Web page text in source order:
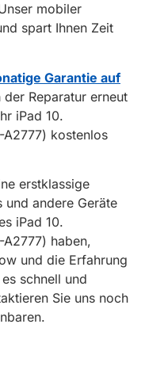
mobiler
spart Ihnen Zeit
Garantie auf
der Reparatur erneut
iPad 10.
kostenlos
erstklassige
und andere Geräte
iPad 10.
haben,
und die Erfahrung
schnell und
Sie uns noch